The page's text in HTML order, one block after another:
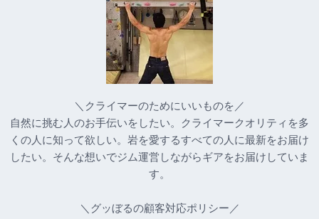
＼クライマーのためにいいものを／
自然に挑む人のお手伝いをしたい。クライマークオリティを多
くの人に知って欲しい。岩を愛するすべての人に最新をお届け
したい。そんな想いでジム運営しながらギアをお届けしていま
す。
＼グッぼるの顧客対応ポリシー／